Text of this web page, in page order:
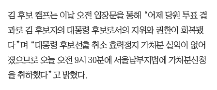
김 후보 캠프는 이날 오전 입장문을 통해 “어제 당원 투표 결
과로 김 후보자의 대통령 후보로서의 지위와 권한이 회복됐
다”며 “대통령 후보선출 취소 효력정지 가처분 실익이 없어
졌으므로 오늘 오전 9시 30분에 서울남부지법에 가처분신청
을 취하했다”고 밝혔다.